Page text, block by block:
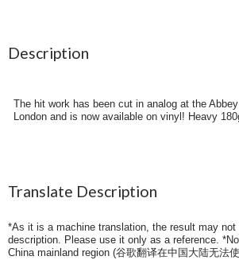
Description
The hit work has been cut in analog at the
London and is now available on vinyl! Heavy
Translate Description
*As it is a machine translation, the result may not
description. Please use it only as a reference.
China mainland region (谷歌翻译在中国大陆无法